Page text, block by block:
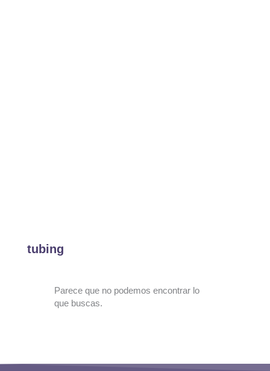
tubing
Parece que no podemos encontrar lo
que buscas.